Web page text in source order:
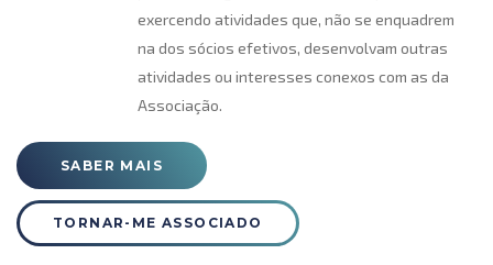
exercendo atividades que, não se enquadrem
na dos sócios efetivos, desenvolvam outras
atividades ou interesses conexos com as da
Associação.
SABER MAIS
TORNAR-ME ASSOCIADO